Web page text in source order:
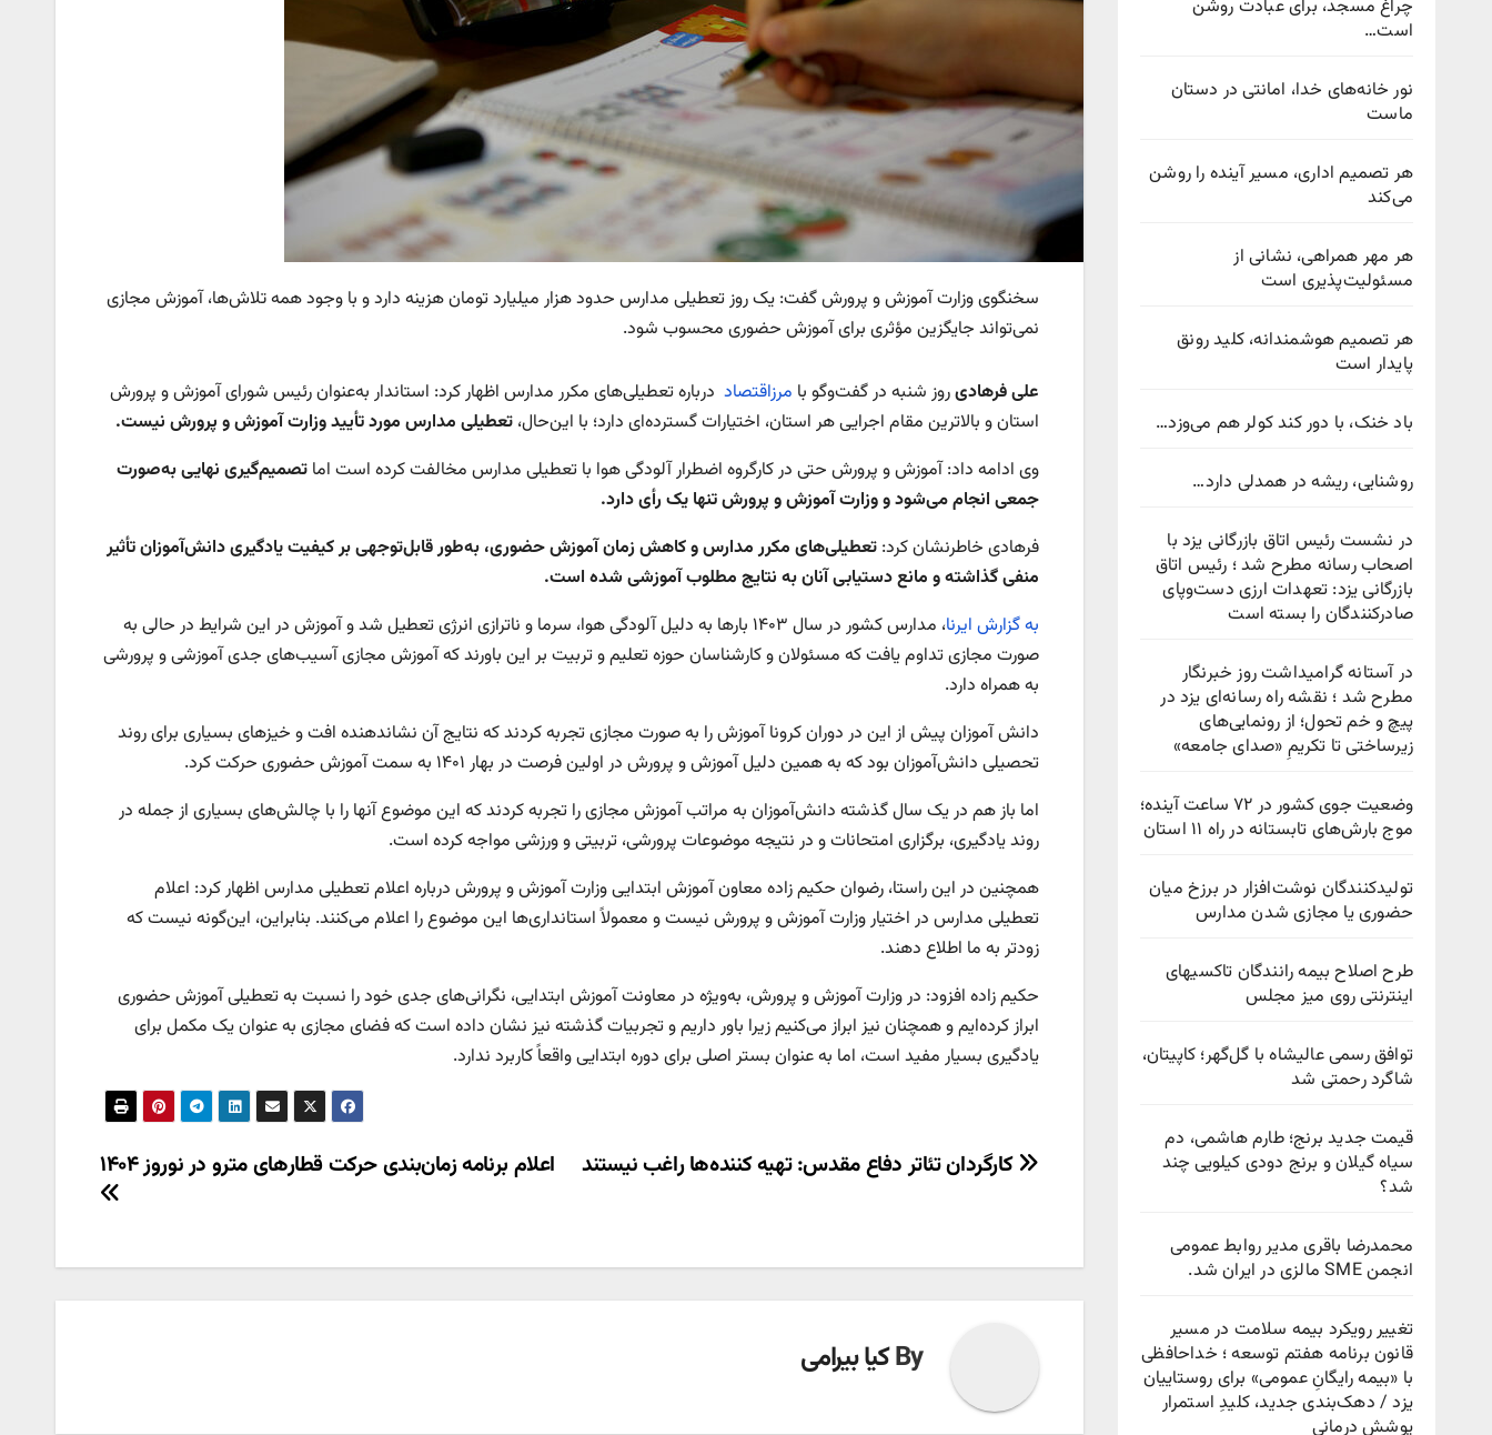
چراغ مسجد، برای عبادت روشن
است…
نور خانه‌های خدا، امانتی در دستان
ماست
هر تصمیم اداری، مسیر آینده را روشن
می‌کند
هر مهر همراهی، نشانی از
مسئولیت‌پذیری است
هر تصمیم هوشمندانه، کلید رونق
پایدار است
باد خنک، با دور کند کولر هم می‌وزد…
روشنایی، ریشه در همدلی دارد…
در نشست رئیس اتاق بازرگانی یزد با
اصحاب رسانه مطرح شد ؛ رئیس اتاق
بازرگانی یزد: تعهدات ارزی دست‌وپای
صادرکنندگان را بسته است
در آستانه گرامیداشت روز خبرنگار
مطرح شد ؛ نقشه راه رسانه‌ای یزد در
پیچ‌ و خم تحول؛ از رونمایی‌های
زیرساختی تا تکریمِ «صدای جامعه»
وضعیت جوی کشور در ۷۲ ساعت آینده؛
موج بارش‌های تابستانه در راه ۱۱ استان
تولیدکنندگان نوشت‌افزار در برزخ میان
حضوری یا مجازی شدن مدارس
طرح اصلاح بیمه رانندگان تاکسیهای
اینترنتی روی میز مجلس
توافق رسمی عالیشاه با گل‌گهر؛ کاپیتان،
شاگرد رحمتی شد
قیمت جدید برنج؛ طارم هاشمی، دم
سیاه گیلان و برنج دودی کیلویی چند
شد؟
محمدرضا باقری مدیر روابط عمومی
انجمن SME مالزی در ایران شد.
تغییر رویکرد بیمه سلامت در مسیر
قانون برنامه هفتم توسعه ؛ خداحافظی
با «بیمه رایگانِ عمومی» برای روستاییان
یزد / دهک‌بندی جدید، کلیدِ استمرار
پوشش درمانی
سخنگوی وزارت آموزش و پرورش گفت: یک روز تعطیلی مدارس حدود هزار میلیارد تومان هزینه دارد و با وجود همه تلاش‌ها، آموزش مجازی
نمی‌تواند جایگزین مؤثری برای آموزش حضوری محسوب شود.
علی فرهادیروز شنبه در گفت‌وگو با مرزاقتصاد درباره تعطیلی‌های مکرر مدارس اظهار کرد: استاندار به‌عنوان رئیس شورای آموزش و پرورش
استان و بالاترین مقام اجرایی هر استان، اختیارات گسترده‌ای دارد؛ با این‌حال،تعطیلی مدارس مورد تأیید وزارت آموزش و پرورش نیست.
وی ادامه داد: آموزش و پرورش حتی در کارگروه اضطرار آلودگی هوا با تعطیلی مدارس مخالفت کرده است اماتصمیم‌گیری نهایی به‌صورت
جمعی انجام می‌شود و وزارت آموزش و پرورش تنها یک رأی دارد.
فرهادی خاطرنشان کرد: تعطیلی‌های مکرر مدارس و کاهش زمان آموزش حضوری، به‌طور قابل‌توجهی بر کیفیت یادگیری دانش‌آموزان تأثیر
منفی گذاشته و مانع دستیابی آنان به نتایج مطلوب آموزشی شده است.
به گزارش ایرنا
، مدارس کشور در سال ۱۴۰۳ بارها به دلیل آلودگی هوا، سرما و ناترازی انرژی تعطیل شد و آموزش در این شرایط در حالی به
صورت مجازی تداوم یافت که مسئولان و کارشناسان حوزه تعلیم و تربیت بر این باورند که آموزش مجازی آسیب‌های جدی آموزشی و پرورشی
به همراه دارد.
دانش آموزان پیش از این در دوران کرونا آموزش را به صورت مجازی تجربه کردند که نتایج آن نشاندهنده افت و خیزهای بسیاری برای روند
تحصیلی دانش‌آموزان بود که به همین دلیل آموزش و پرورش در اولین فرصت در بهار ۱۴۰۱ به سمت آموزش حضوری حرکت کرد.
اما باز هم در یک سال گذشته دانش‌آموزان به مراتب آموزش مجازی را تجربه کردند که این موضوع آنها را با چالش‌های بسیاری از جمله در
روند یادگیری، برگزاری امتحانات و در نتیجه موضوعات پرورشی، تربیتی و ورزشی مواجه کرده است.
همچنین در این راستا، رضوان حکیم زاده معاون آموزش ابتدایی وزارت آموزش و پرورش درباره اعلام تعطیلی مدارس اظهار کرد: اعلام
تعطیلی مدارس در اختیار وزارت آموزش و پرورش نیست و معمولاً استانداری‌ها این موضوع را اعلام می‌کنند. بنابراین، این‌گونه نیست که
زودتر به ما اطلاع دهند.
حکیم زاده افزود: در وزارت آموزش و پرورش، به‌ویژه در معاونت آموزش ابتدایی، نگرانی‌های جدی خود را نسبت به تعطیلی آموزش حضوری
ابراز کرده‌ایم و همچنان نیز ابراز می‌کنیم زیرا باور داریم و تجربیات گذشته نیز نشان داده است که فضای مجازی به عنوان یک مکمل برای
یادگیری بسیار مفید است، اما به عنوان بستر اصلی برای دوره ابتدایی واقعاً کاربرد ندارد.
راهبری
اعلام برنامه زمان‌بندی حرکت قطارهای مترو در نوروز ۱۴۰۴ کارگردان تئاتر دفاع مقدس: تهیه کننده‌ها راغب نیستند
Byکیا بیرامی